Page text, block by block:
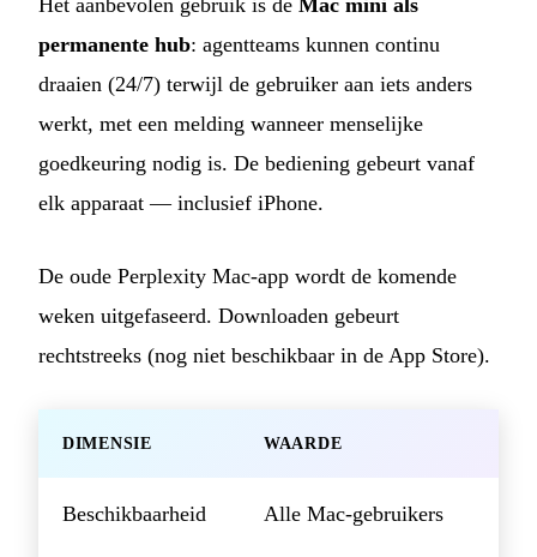
permanente hub: agentteams kunnen continu
draaien (24/7) terwijl de gebruiker aan iets anders
werkt, met een melding wanneer menselijke
goedkeuring nodig is. De bediening gebeurt vanaf
elk apparaat — inclusief iPhone.
De oude Perplexity Mac-app wordt de komende
weken uitgefaseerd. Downloaden gebeurt
rechtstreeks (nog niet beschikbaar in de App Store).
DIMENSIE WAARDE
Beschikbaarheid Alle Mac-gebruikers